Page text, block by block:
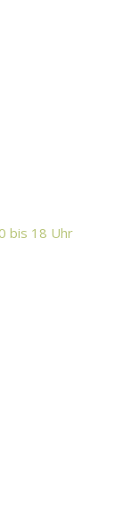
bis 18 Uhr